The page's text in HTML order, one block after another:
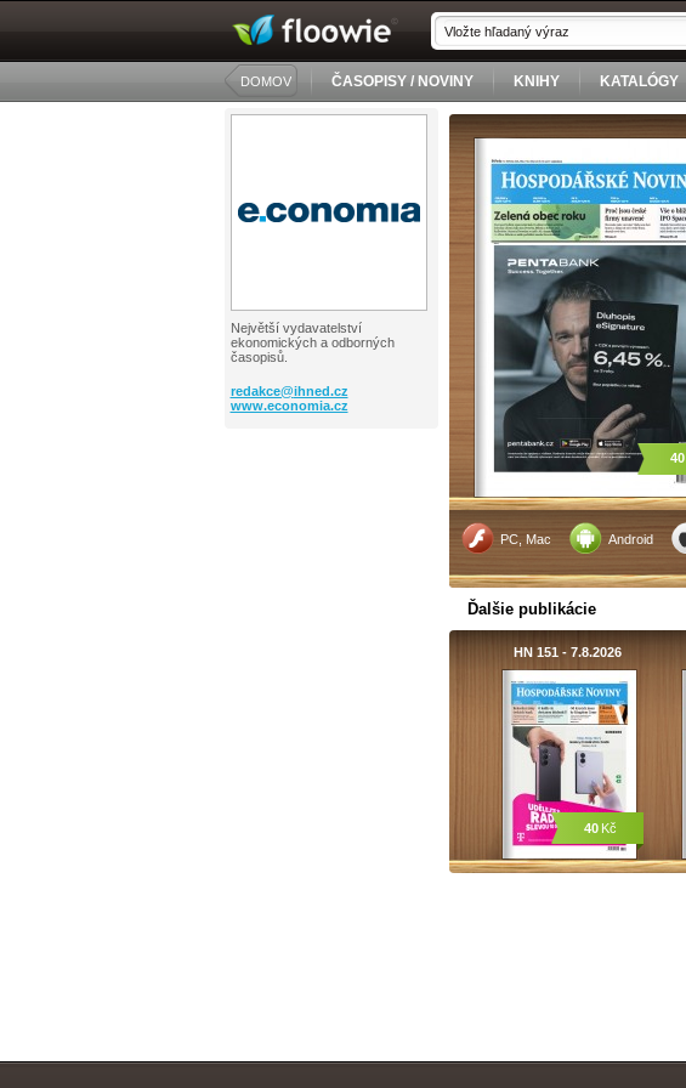
DOMOV ČASOPISY / NOVINY KNIHY KATALÓGY
Největší vydavatelství
ekonomických a odborných
časopisů.
redakce@ihned.cz
www.economia.cz
PC, Mac Android
40
Ďalšie publikácie
HN 151 - 7.8.2026
40 Kč